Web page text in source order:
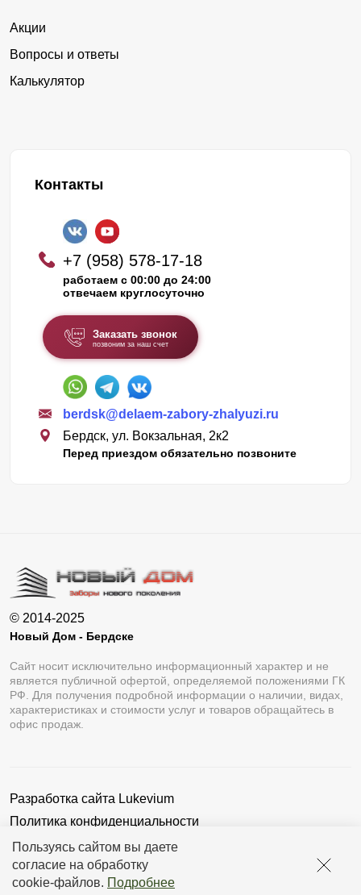
Пользуясь сайтом вы даете
согласие на обработку
cookie-файлов. Подробнее
Акции
Вопросы и ответы
Калькулятор
Контакты
+7 (958) 578-17-18
работаем с 00:00 до 24:00
отвечаем круглосуточно
Заказать звонок
позвоним за наш счет
berdsk@delaem-zabory-zhalyuzi.ru
Бердск, ул. Вокзальная, 2к2
Перед приездом обязательно позвоните
© 2014-2025
Новый Дом - Бердске
Сайт носит исключительно информационный характер и не
является публичной офертой, определяемой положениями ГК
РФ. Для получения подробной информации о наличии, видах,
характеристиках и стоимости услуг и товаров обращайтесь в
офис продаж.
Разработка сайта Lukevium
Политика конфиденциальности
Пользовательское соглашение